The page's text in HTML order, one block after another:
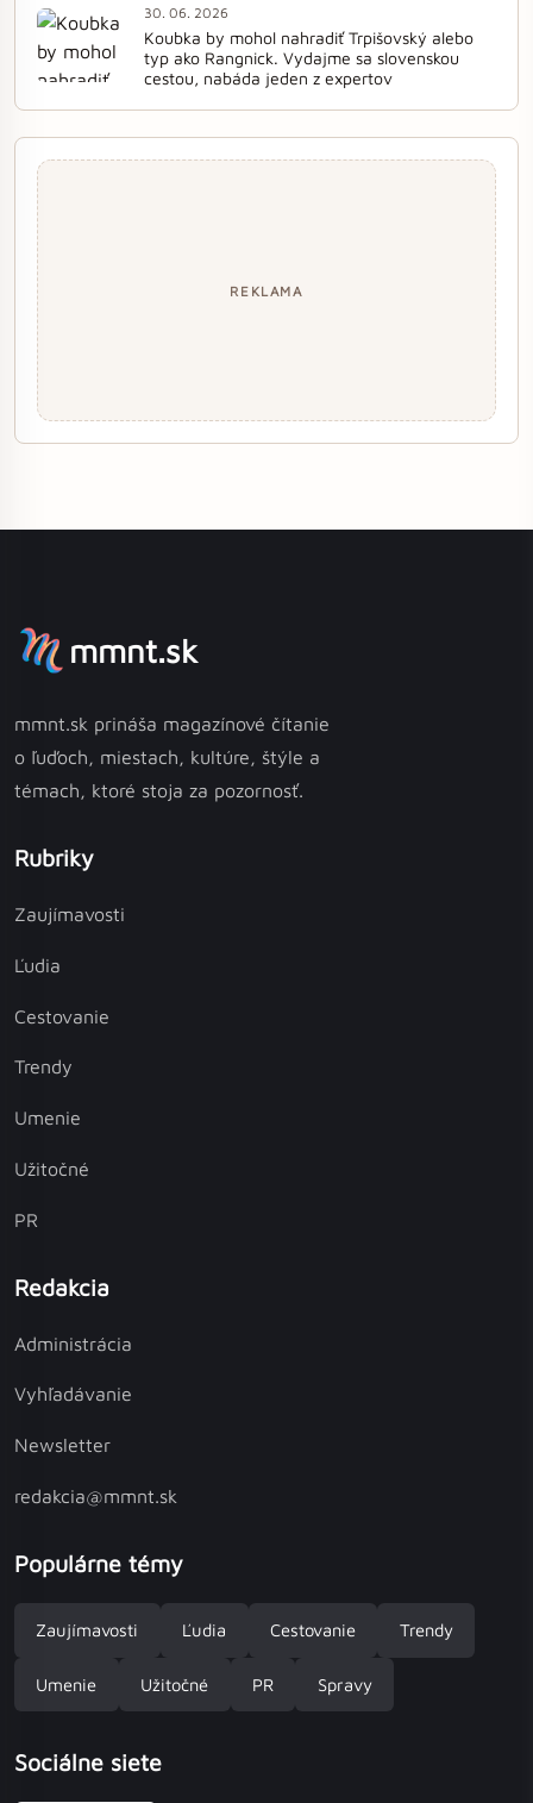
30. 06. 2026
Koubka by mohol nahradiť Trpišovský alebo
typ ako Rangnick. Vydajme sa slovenskou
cestou, nabáda jeden z expertov
REKLAMA
mmnt.sk
mmnt.sk prináša magazínové čítanie
o ľuďoch, miestach, kultúre, štýle a
témach, ktoré stoja za pozornosť.
Rubriky
Zaujímavosti
Ľudia
Cestovanie
Trendy
Umenie
Užitočné
PR
Redakcia
Administrácia
Vyhľadávanie
Newsletter
redakcia@mmnt.sk
Populárne témy
Zaujímavosti Ľudia Cestovanie Trendy
Umenie Užitočné PR Spravy
Sociálne siete